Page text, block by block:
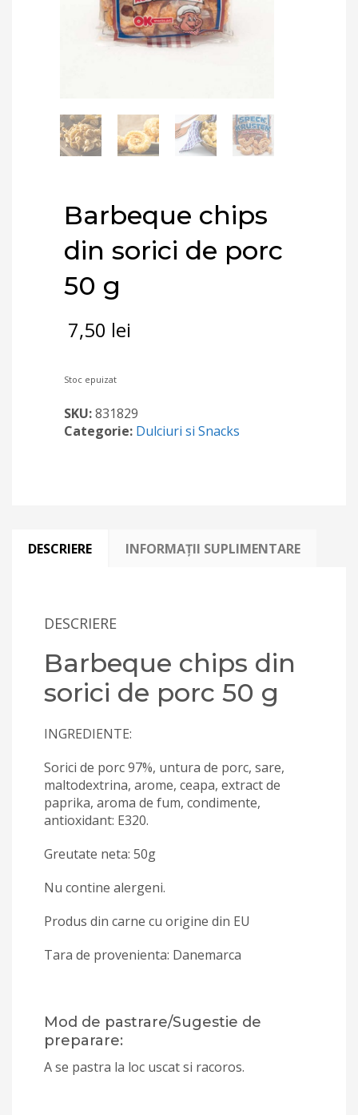
Barbeque chips
din sorici de porc
50 g
7,50 lei
Stoc epuizat
SKU:831829
Categorie: Dulciuri si Snacks
DESCRIERE INFORMAȚII SUPLIMENTARE
DESCRIERE
Barbeque chips din
sorici de porc 50 g
INGREDIENTE:
Sorici de porc 97%, untura de porc, sare,
maltodextrina, arome, ceapa, extract de
paprika, aroma de fum, condimente,
antioxidant: E320.
Greutate neta: 50g
Nu contine alergeni.
Produs din carne cu origine din EU
Tara de provenienta: Danemarca
Mod de pastrare/Sugestie de
preparare:
A se pastra la loc uscat si racoros.